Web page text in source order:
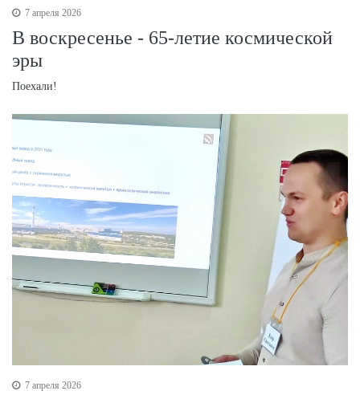
7 апреля 2026
В воскресенье - 65-летие космической
эры
Поехали!
7 апреля 2026